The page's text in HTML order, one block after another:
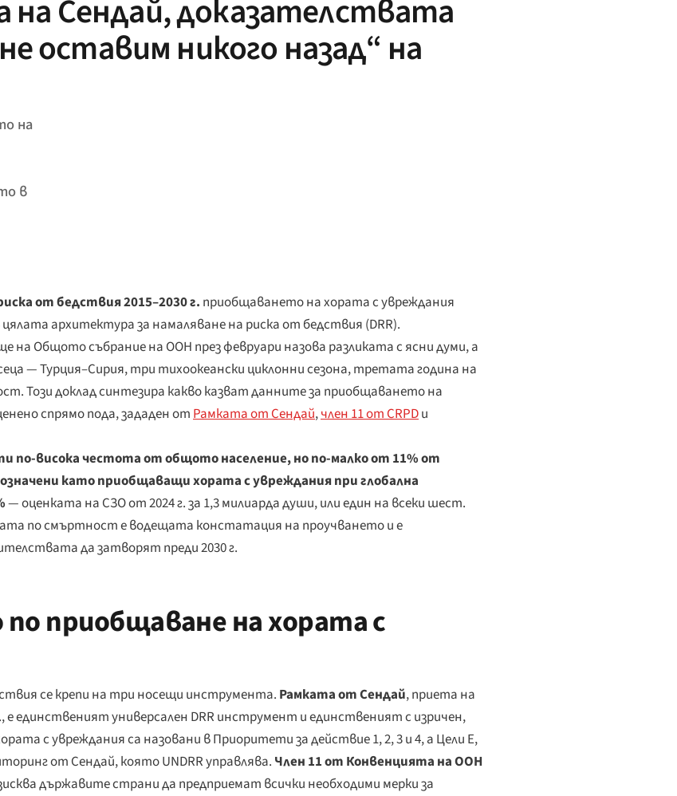
Сендай, доказателствата
оставим никого назад“ на
на
в
от бедствия 2015–2030 г. приобщаването на хората с увреждания
архитектура за намаляване на риска от бедствия (DRR).
на Общото събрание на ООН през февруари назова разликата с ясни думи, а
— Турция–Сирия, три тихоокеански циклонни сезона, третата година на
Този доклад синтезира какво казват данните за приобщаването на
спрямо пода, зададен отРамката от Сендай,член 11 от CRPDи
по-висока честота от общото население, но по-малко от 11% от
като приобщаващи хората с увреждания при глобална
— оценката на СЗО от 2024 г. за 1,3 милиарда души, или един на всеки шест.
по смъртност е водещата констатация на проучването и е
да затворят преди 2030 г.
приобщаване на хората с
се крепи на три носещи инструмента. Рамката от Сендай, приета на
единственият универсален DRR инструмент и единственият с изричен,
с увреждания са назовани в Приоритети за действие 1, 2, 3 и 4, а Цели E,
от Сендай, която UNDRR управлява. Член 11 от Конвенцията на ООН
държавите страни да предприемат всички необходими мерки за